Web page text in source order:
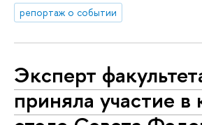
репортаж о событии
Эксперт
приняла участие в